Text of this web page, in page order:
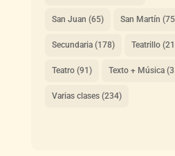
San Juan (65) San Martín
Secundaria(178) Teatrillo
Teatro(91) Texto + Música
Varias clases(234)